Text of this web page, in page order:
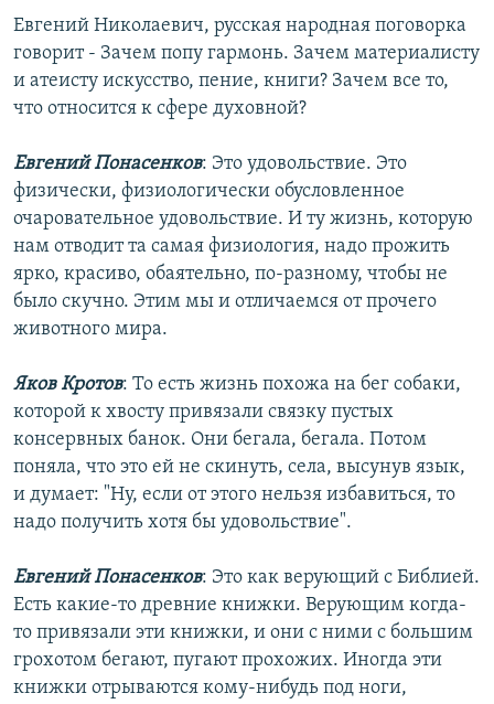
Евгений Николаевич, русская народная поговорка
говорит - Зачем попу гармонь. Зачем материалисту
и атеисту искусство, пение, книги? Зачем все то,
что относится к сфере духовной?
Евгений Понасенков: Это удовольствие. Это
физически, физиологически обусловленное
очаровательное удовольствие. И ту жизнь, которую
нам отводит та самая физиология, надо прожить
ярко, красиво, обаятельно, по-разному, чтобы не
было скучно. Этим мы и отличаемся от прочего
животного мира.
Яков Кротов: То есть жизнь похожа на бег собаки,
которой к хвосту привязали связку пустых
консервных банок. Они бегала, бегала. Потом
поняла, что это ей не скинуть, села, высунув язык,
и думает: "Ну, если от этого нельзя избавиться, то
надо получить хотя бы удовольствие".
Евгений Понасенков: Это как верующий с Библией.
Есть какие-то древние книжки. Верующим когда-
то привязали эти книжки, и они с ними с большим
грохотом бегают, пугают прохожих. Иногда эти
книжки отрываются кому-нибудь под ноги,